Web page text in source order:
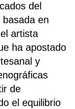
del
en
artista
ha apostado
y
de
el equilibrio